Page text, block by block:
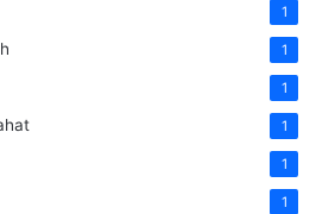
1
1
1
1
1
1